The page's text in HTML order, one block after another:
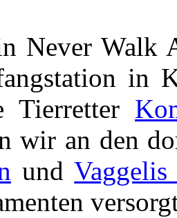
Never Walk
in
Tierretter
wir an den
und